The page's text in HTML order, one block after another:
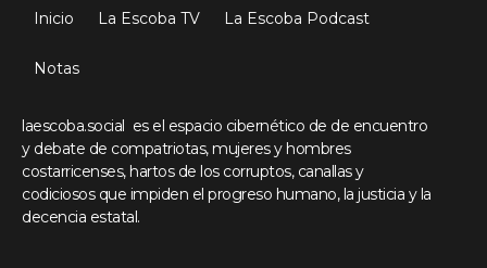
Inicio La Escoba TV La Escoba Podcast
Notas
laescoba.social es el espacio cibernético de de encuentro
y debate de compatriotas, mujeres y hombres
costarricenses, hartos de los corruptos, canallas y
codiciosos que impiden el progreso humano, la justicia y la
decencia estatal.